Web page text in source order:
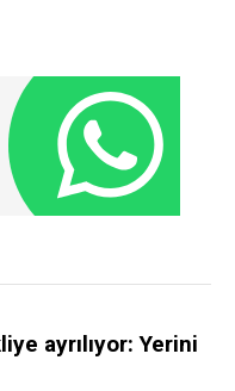
ayrılıyor: Yerini